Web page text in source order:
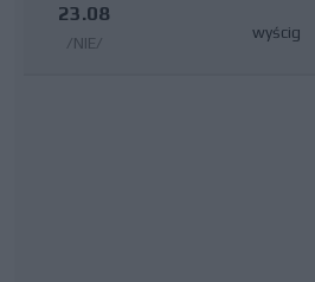
23.08
/NIE/
wyścig